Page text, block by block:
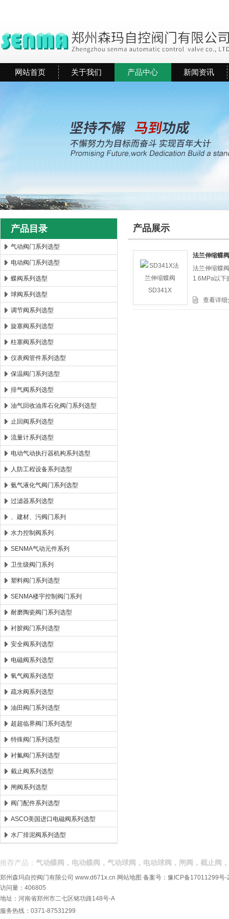
郑州森玛自控阀门有限公司
网站首页 关于我们 产品中心 新闻资讯
产品目录
气动阀门系列选型
电动阀门系列选型
蝶阀系列选型
球阀系列选型
调节阀系列选型
旋塞阀系列选型
柱塞阀系列选型
仪表阀管件系列选型
保温阀门系列选型
排气阀系列选型
油气回收油库石化阀门系列选型
止回阀系列选型
流量计系列选型
电动气动执行器机构系列选型
人防工程设备系列选型
氨气液化气阀门系列选型
过滤器系列选型
、建材、污阀门系列
水力控制阀系列
SENMA气动元件系列
卫生级阀门系列
塑料阀门系列选型
SENMA楼宇控制阀门系列
耐磨陶瓷阀门系列选型
衬胶阀门系列选型
安全阀系列选型
电磁阀系列选型
氧气阀系列选型
疏水阀系列选型
油田阀门系列选型
超超临界阀门系列选型
特殊阀门系列选型
衬氟阀门系列选型
截止阀系列选型
闸阀系列选型
阀门配件系列选型
ASCO美国进口电磁阀系列选型
水厂排泥阀系列选型
产品展示
法兰伸缩蝶
法兰伸缩蝶
1.6MPa以下
查看详细
推荐产品： 气动蝶阀，电动蝶阀，气动球阀，电动球阀，闸阀，截止阀
郑州森玛自控阀门有限公司 www.d671x.cn 网站地图 备案号： 豫ICP备17011299号-
访问量：406805
地址：河南省郑州市二七区铭功路148号-A
服务热线：0371-87531299